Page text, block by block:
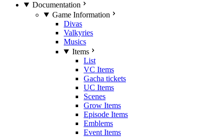
Documentation
Game Information
Divas
Valkyries
Musics
Items
List
VC Items
Gacha tickets
UC Items
Scenes
Grow Items
Episode Items
Emblems
Event Items